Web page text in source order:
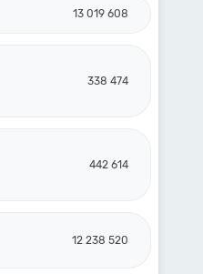
13 019 608
338 474
442 614
12 238 520